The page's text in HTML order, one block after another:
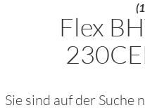
Flex
Sie sind auf der Suche